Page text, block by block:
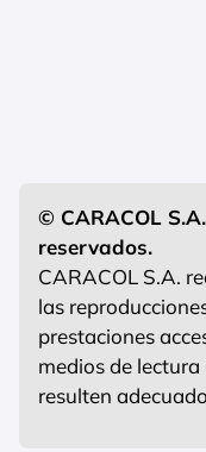
© CARACOL
reservados.
CARACOL S.A.
las
prestaciones
medios de
resulten